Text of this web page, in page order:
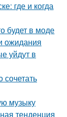
где и когда
будет в моде
ожидания
уйдут в
музыку
тенденция